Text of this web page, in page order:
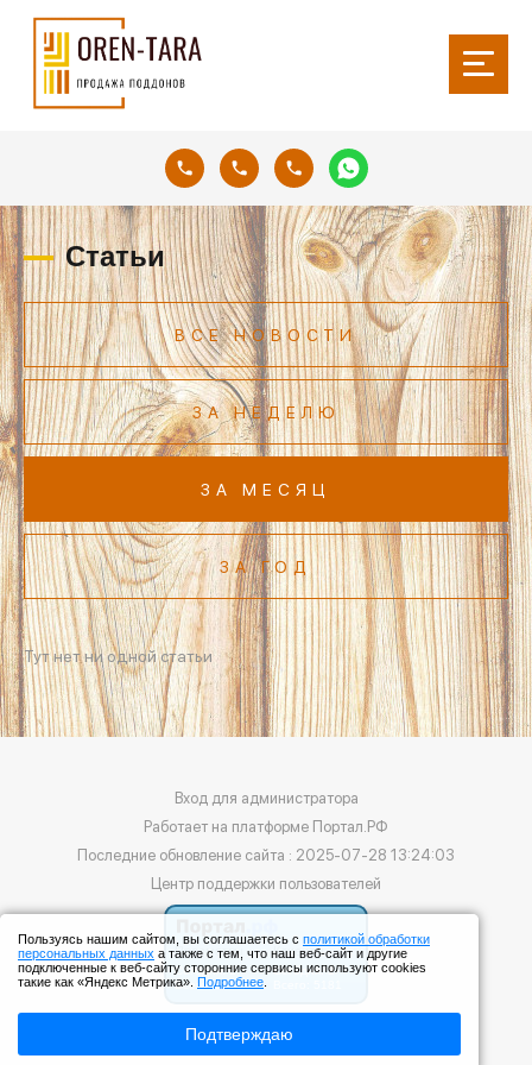
Пользуясь нашим сайтом, вы соглашаетесь с политикой обработки
персональных данных а также с тем, что наш веб-сайт и другие
подключенные к веб-сайту сторонние сервисы используют cookies
такие как «Яндекс Метрика». Подробнее
Подтверждаю
Статьи
ВСЕ НОВОСТИ
ЗА НЕДЕЛЮ
ЗА МЕСЯЦ
ЗА ГОД
Тут нет ни одной статьи
Вход для администратора
Работает на платформе Портал.РФ
Последние обновление сайта : 2025-07-28 13:24:03
Центр поддержки пользователей